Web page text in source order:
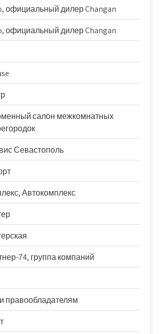
официальный дилер Changan
официальный дилер Changan
салон межкомнатных
Севастополь
Автокомплекс
74, группа компаний
правообладателям